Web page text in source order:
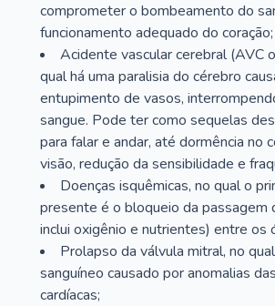
comprometer o bombeamento do
funcionamento adequado do coração;
Acidente vascular cerebral (AVC
qual há uma paralisia do cérebro
entupimento de vasos,
sangue. Pode ter como sequelas
para falar e andar, até dormência no
visão, redução da sensibilidade e
Doenças isquêmicas, no qual o
presente é o bloqueio da passagem
inclui oxigênio e nutrientes) entre os
Prolapso da válvula mitral, no
sanguíneo causado por anomalias
cardíacas;